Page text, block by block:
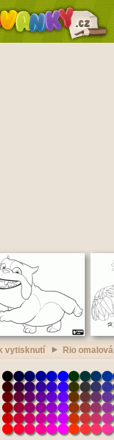
vytisknutí Rio